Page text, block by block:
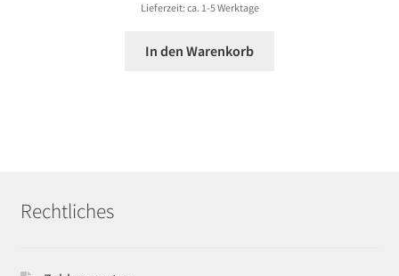
Lieferzeit: ca. 1-5 Werktage
In den Warenkorb
Rechtliches